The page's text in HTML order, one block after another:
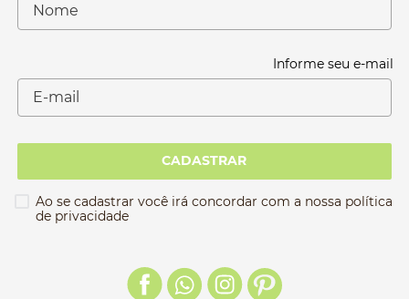
Informe seu e-mail
CADASTRAR
Ao se cadastrar você irá concordar com a nossa política
de privacidade